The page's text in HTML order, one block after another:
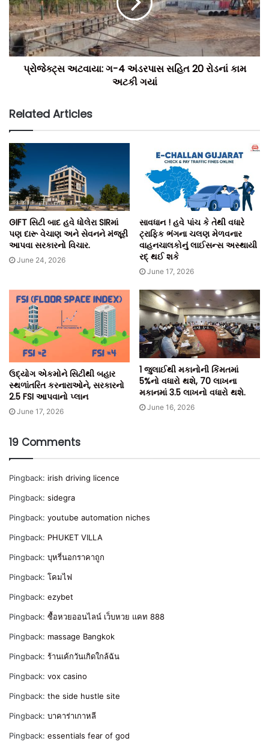
પ્રોજેક્ટ્સ અટવાયા: ગ-4 અંડરપાસ સહિત 20 રોડનાં કામ
અટકી ગયાં
Related Articles
GIFT સિટી બાદ હવે ધોલેરા SIRમાં
પણ દારૂ વેચાણ અને સેવનને મંજૂરી
આપવા સરકારનો વિચાર.
June 24, 2026
સાવધાન ! હવે પાંચ કે તેથી વધારે
ટ્રાફિક ભંગના ચલણ મેળવનાર
વાહનચાલકોનું લાઈસન્સ અસ્થાયી
રદ્ થઈ શકે
June 17, 2026
ઉદ્યોગ એકમોને સિટીથી બહાર
સ્થળાંતરિત કરનારાઓને, સરકારનો
2.5 FSI આપવાનો પ્લાન
June 17, 2026
1 જુલાઈથી મકાનોની કિંમતમાં
5%નો વધારો થશે, 70 લાખના
મકાનમાં 3.5 લાખનો વધારો થશે.
June 16, 2026
19 Comments
Pingback: irish driving licence
Pingback: sidegra
Pingback: youtube automation niches
Pingback: PHUKET VILLA
Pingback: บุหรี่นอกราคาถูก
Pingback: โคมไฟ
Pingback: ezybet
Pingback: ซื้อหวยออนไลน์ เว็บหวย แคท 888
Pingback: massage Bangkok
Pingback: ร้านเค้กวันเกิดใกล้ฉัน
Pingback: vox casino
Pingback: the side hustle site
Pingback: บาคาร่าเกาหลี
Pingback: essentials fear of god